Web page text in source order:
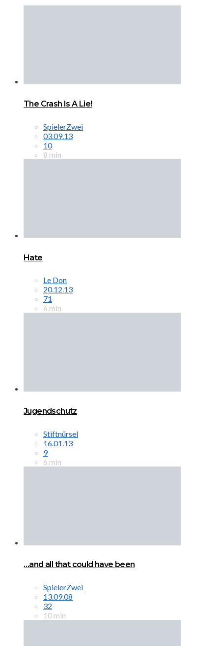
The Crash Is A Lie!
SpielerZwei
03.09.13
10
8 min
Hate
Le Don
20.12.13
71
6 min
Jugendschutz
Stiftnürsel
16.01.13
9
6 min
…and all that could have been
SpielerZwei
13.09.08
32
10 min